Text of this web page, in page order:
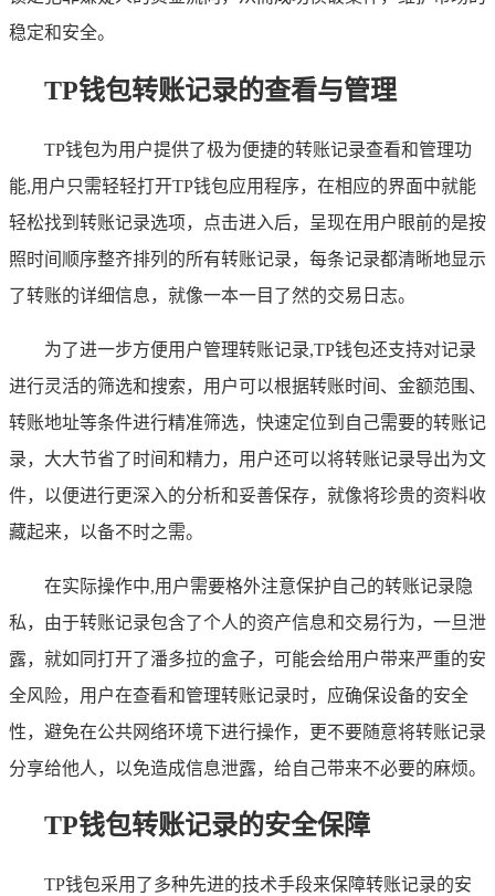
稳定和安全。
TP钱包转账记录的查看与管理
TP钱包为用户提供了极为便捷的转账记录查看和管理功
能,用户只需轻轻打开TP钱包应用程序，在相应的界面中就能
轻松找到转账记录选项，点击进入后，呈现在用户眼前的是按
照时间顺序整齐排列的所有转账记录，每条记录都清晰地显示
了转账的详细信息，就像一本一目了然的交易日志。
为了进一步方便用户管理转账记录,TP钱包还支持对记录
进行灵活的筛选和搜索，用户可以根据转账时间、金额范围、
转账地址等条件进行精准筛选，快速定位到自己需要的转账记
录，大大节省了时间和精力，用户还可以将转账记录导出为文
件，以便进行更深入的分析和妥善保存，就像将珍贵的资料收
藏起来，以备不时之需。
在实际操作中,用户需要格外注意保护自己的转账记录隐
私，由于转账记录包含了个人的资产信息和交易行为，一旦泄
露，就如同打开了潘多拉的盒子，可能会给用户带来严重的安
全风险，用户在查看和管理转账记录时，应确保设备的安全
性，避免在公共网络环境下进行操作，更不要随意将转账记录
分享给他人，以免造成信息泄露，给自己带来不必要的麻烦。
TP钱包转账记录的安全保障
TP钱包采用了多种先进的技术手段来保障转账记录的安